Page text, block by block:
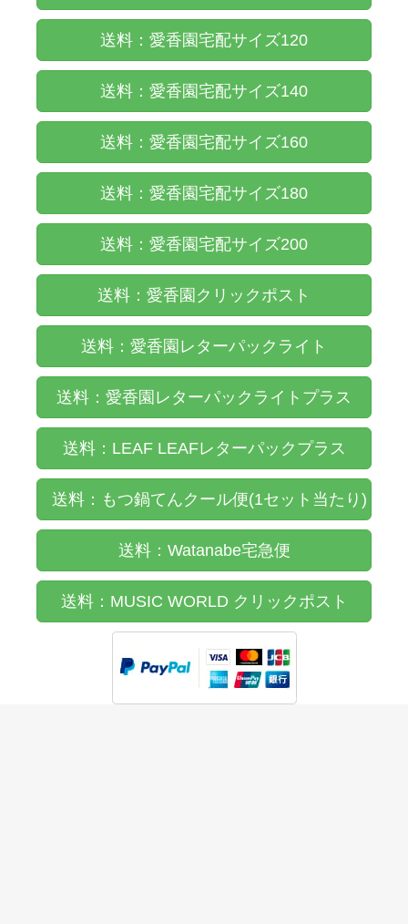
送料：愛香園宅配サイズ120
送料：愛香園宅配サイズ140
送料：愛香園宅配サイズ160
送料：愛香園宅配サイズ180
送料：愛香園宅配サイズ200
送料：愛香園クリックポスト
送料：愛香園レターパックライト
送料：愛香園レターパックライトプラス
送料：LEAF LEAFレターパックプラス
送料：もつ鍋てんクール便(1セット当たり)
送料：Watanabe宅急便
送料：MUSIC WORLD クリックポスト